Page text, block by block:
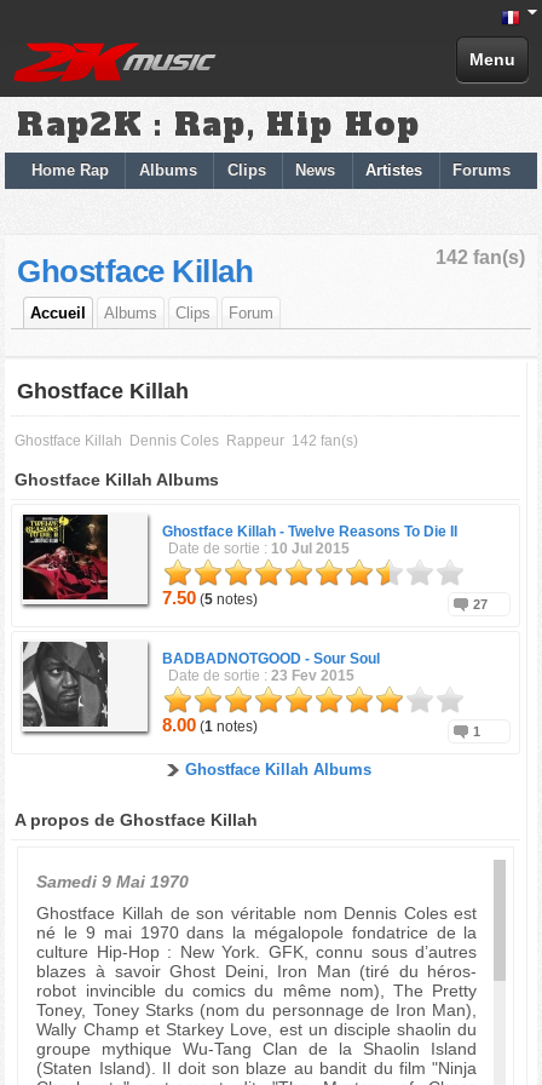
Menu
Rap2K : Rap, Hip Hop
Home Rap Albums Clips News Artistes Forums
142 fan(s)
Ghostface Killah
Accueil Albums Clips Forum
Ghostface Killah
Ghostface Killah Dennis Coles Rappeur 142 fan(s)
Ghostface Killah Albums
Ghostface Killah -Twelve Reasons To Die II
Date de sortie : 10 Jul 2015
7.50 (5 notes) 27
BADBADNOTGOOD -Sour Soul
Date de sortie :23 Fev 2015
8.00 (1 notes) 1
Ghostface Killah Albums
A propos de Ghostface Killah
Samedi 9 Mai 1970
Ghostface Killah de son véritable nom Dennis Coles est
né le 9 mai 1970 dans la mégalopole fondatrice de la
culture Hip-Hop : New York. GFK, connu sous d’autres
blazes à savoir Ghost Deini, Iron Man (tiré du héros-
robot invincible du comics du même nom), The Pretty
Toney, Toney Starks (nom du personnage de Iron Man),
Wally Champ et Starkey Love, est un disciple shaolin du
groupe mythique Wu-Tang Clan de la Shaolin Island
(Staten Island). Il doit son blaze au bandit du film "Ninja